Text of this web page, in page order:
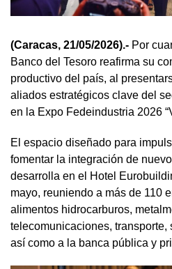
(Caracas, 21/05/2026).- Por
Banco del Tesoro reafirma su
productivo del país, al
aliados estratégicos clave del
en la Expo Fedeindustria 2026
El espacio diseñado para
fomentar la integración de
desarrolla en el Hotel
mayo, reuniendo a más de 110
alimentos hidrocarburos,
telecomunicaciones, transporte,
así como a la banca pública y